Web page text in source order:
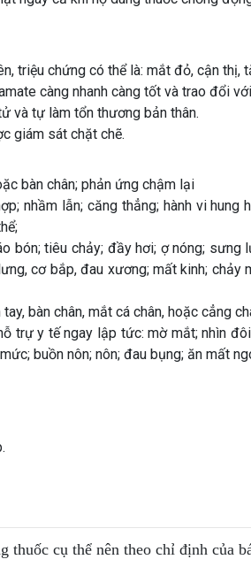
triệu chứng có thể là: mắt đỏ, cận
càng nhanh càng tốt và trao đổi
và tự làm tổn thương bản thân.
giám sát chặt chẽ.
bàn chân; phản ứng chậm lại
nhầm lẫn; căng thẳng; hành vi
bón; tiêu chảy; đầy hơi; ợ nóng;
cơ bắp, đau xương; mất kinh; chảy
bàn chân, mắt cá chân, hoặc cẳng
trự y tế ngay lập tức: mờ mắt; nhìn
buồn nôn; nôn; đau bụng; ăn mất
cụ thể nên theo chỉ định của